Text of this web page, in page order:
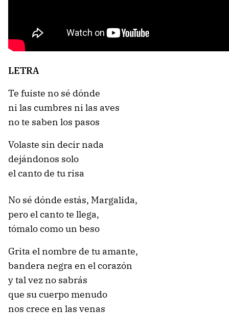
LETRA
Te fuiste no sé dónde
ni las cumbres ni las aves
no te saben los pasos
Volaste sin decir nada
dejándonos solo
el canto de tu risa
No sé dónde estás, Margalida,
pero el canto te llega,
tómalo como un beso
Grita el nombre de tu amante,
bandera negra en el corazón
y tal vez no sabrás
que su cuerpo menudo
nos crece en las venas